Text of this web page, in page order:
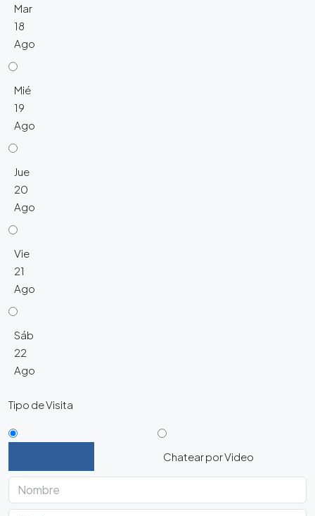
Mar
18
Ago
Mié
19
Ago
Jue
20
Ago
Vie
21
Ago
Sáb
22
Ago
Tipo de Visita
Chatear por Video